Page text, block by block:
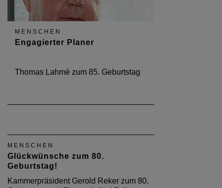
MENSCHEN
Engagierter Planer
Thomas Lahmé zum 85. Geburtstag
MENSCHEN
Glückwünsche zum 80.
Geburtstag!
Kammerpräsident Gerold Reker zum 80.